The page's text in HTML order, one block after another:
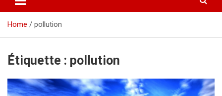
Home pollution
Étiquette : pollution